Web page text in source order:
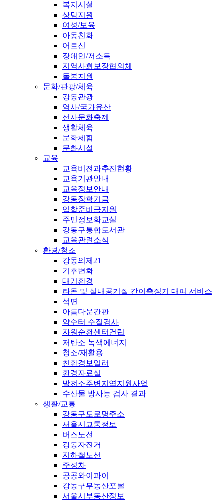
복지시설
상담지원
여성/보육
아동친화
어르신
장애인/저소득
지역사회보장협의체
돌봄지원
문화/관광/체육
강동관광
역사/국가유산
선사문화축제
생활체육
문화체험
문화시설
교육
교육비전과추진현황
교육기관안내
교육정보안내
강동장학기금
입학준비금지원
주민정보화교실
강동구통합도서관
교육관련소식
환경/청소
강동의제21
기후변화
대기환경
라돈 및 실내공기질 간이측정기 대여 서비스
석면
아름다운간판
약수터 수질검사
자원순환센터건립
저탄소 녹색에너지
청소/재활용
친환경보일러
환경자료실
발전소주변지역지원사업
수산물 방사능 검사 결과
생활/교통
강동구도로명주소
서울시교통정보
버스노선
강동자전거
지하철노선
주정차
공공와이파이
강동구부동산포털
서울시부동산정보